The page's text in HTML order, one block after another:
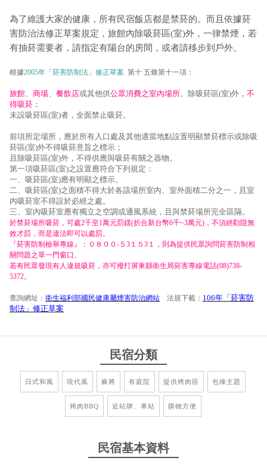
為了維護大家的健康，所有民宿飯店都是禁菸的。而且依據菸
害防治法修正草案規定，旅館內除吸菸區(室)外，一律禁煙，若
有抽菸需要者，請指定有陽台的房間，或者請移步到戶外。
根據2005年「菸害防制法」修正草案 第十 五條第十一項：
旅館、 商場、 餐飲店或其他供公眾消費之室內場所。除吸菸區(室)外， 不
得吸菸 ；
未設吸菸區(室)者，全面禁止吸菸。
前項所定場所，應於所有入口處及其他適當地點設置明顯禁菸標示或除吸
菸區(室)外不得吸菸意旨之標示；
且除吸菸區(室)外，不得供應與吸菸有關之器物。
第一項吸菸區(室)之設置應符合下列規定：
一、吸菸區(室)應有明顯之標示。
二、吸菸區(室)之面積不得大於各該場所室內、室外面積二分之一，且室
內吸菸室不得設於必經之處。
三、室內吸菸室應有獨立之空調或通風系統，且與禁菸場所完全區隔。
於禁菸場所吸菸，可處2千至1萬元罰鍰(折合新台幣6千~3萬元)，不須經勸阻無
效才罰，而是違法即可以處罰。
『菸害防制檢舉專線』：０８００-５3１５3１，則為提供民眾詢問菸害防制相
關問題之單一門窗口。
若有民眾發現有人違規吸菸，亦可撥打屏東縣衛生局菸害專線電話(08)738-
5372。
查詢網址： 衛生福利部國民健康屬煙害防治網站 法規下載： 106年「菸害防
制法」修正草案
民宿分類
日式和風 現代風 麻將 有庭院 提供烤肉區 包棟主題
烤肉BBQ 近站牌、車站 購物方便
民宿基本資料